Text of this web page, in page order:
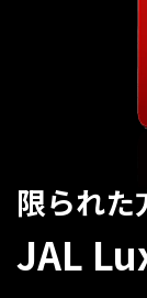
限られた
JAL